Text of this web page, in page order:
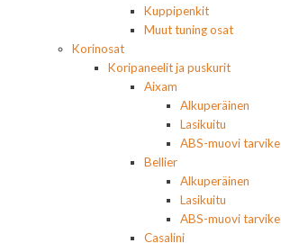
Kuppipenkit
Muut tuning osat
Korinosat
Koripaneelit ja puskurit
Aixam
Alkuperäinen
Lasikuitu
ABS-muovi tarvike
Bellier
Alkuperäinen
Lasikuitu
ABS-muovi tarvike
Casalini